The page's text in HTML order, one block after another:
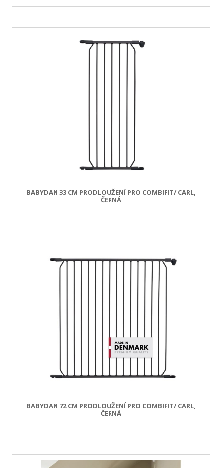
BABYDAN 33 CM PRODLOUŽENÍ PRO COMBIFIT/ CARL,
ČERNÁ
BABYDAN 72 CM PRODLOUŽENÍ PRO COMBIFIT/ CARL,
ČERNÁ